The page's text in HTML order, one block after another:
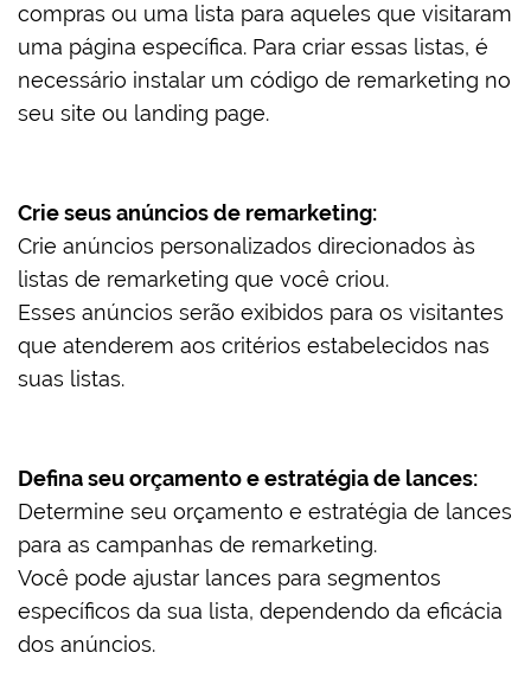
compras ou uma lista para aqueles que visitaram
uma página específica. Para criar essas listas, é
necessário instalar um código de remarketing no
seu site ou landing page.
Crie seus anúncios de remarketing:
Crie anúncios personalizados direcionados às
listas de remarketing que você criou.
Esses anúncios serão exibidos para os visitantes
que atenderem aos critérios estabelecidos nas
suas listas.
Defina seu orçamento e estratégia de lances:
Determine seu orçamento e estratégia de lances
para as campanhas de remarketing.
Você pode ajustar lances para segmentos
específicos da sua lista, dependendo da eficácia
dos anúncios.